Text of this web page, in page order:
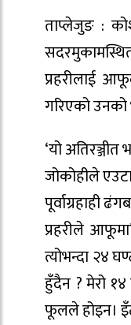
ताप्लेजुङ :
प्रहरीलाई
गरिएको उनको
‘यो
जोकोहीले
पूर्वाग्रहाही
प्रहरीले
त्योभन्दा २४
हुँदैन ? मेरो
फूलले होइन।